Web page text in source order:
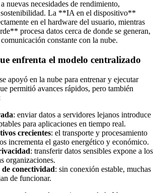
nuevas necesidades de rendimiento,
La **IA en el dispositivo**
en el hardware del usuario, mientras
procesa datos cerca de donde se generan,
constante con la nube.
enfrenta el modelo centralizado
apoyó en la nube para entrenar y ejecutar
permitió avances rápidos, pero también
: enviar datos a servidores lejanos introduce
para aplicaciones en tiempo real.
crecientes: el transporte y procesamiento
incrementa el gasto energético y económico.
: transferir datos sensibles expone a los
organizaciones.
conectividad: sin conexión estable, muchas
de funcionar.